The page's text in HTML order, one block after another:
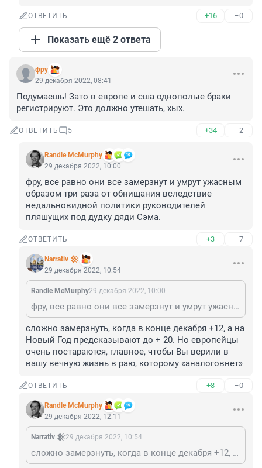
ОТВЕТИТЬ +16 –0
Показать ещё 2 ответа
фру
29 декабря 2022, 08:41
Подумаешь! Зато в европе и сша однополые браки
регистрируют. Это должно утешать, хых.
ОТВЕТИТЬ 5 +34 –2
Randle McMurphy
29 декабря 2022, 10:00
фру, все равно они все замерзнут и умрут ужасным
образом три раза от обнищания вследствие
недальновидной политики руководителей
пляшущих под дудку дяди Сэма.
ОТВЕТИТЬ +3 –7
Narrativ 𒆜
29 декабря 2022, 10:54
Randle McMurphy29 декабря 2022, 10:00
фру, все равно они все замерзнут и умрут ужасным образом три раза от обнищания вследствие недальновидной политики руководителей пляшущих под дудку дяди Сэма.
сложно замерзнуть, когда в конце декабря +12, а на
Новый Год предсказывают до + 20. Но европейцы
очень постараются, главное, чтобы Вы верили в
вашу вечную жизнь в раю, которому «аналоговнет»
ОТВЕТИТЬ +8 –0
Randle McMurphy
29 декабря 2022, 12:11
Narrativ 𒆜29 декабря 2022, 10:54
сложно замерзнуть, когда в конце декабря +12, а на Новый Год предсказывают до + 20. Но европейцы очень постараются, главное, чтобы Вы верили в вашу вечную жизнь в раю, которому «аналоговнет»